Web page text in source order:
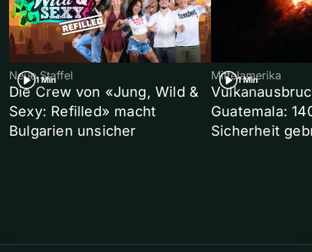
1 Min
Neue Staffel
Die Crew von «Jung, Wild &
Sexy: Refilled» macht
Bulgarien unsicher
1 Min
Mittelamerika
Guatemala:
Sicherheit